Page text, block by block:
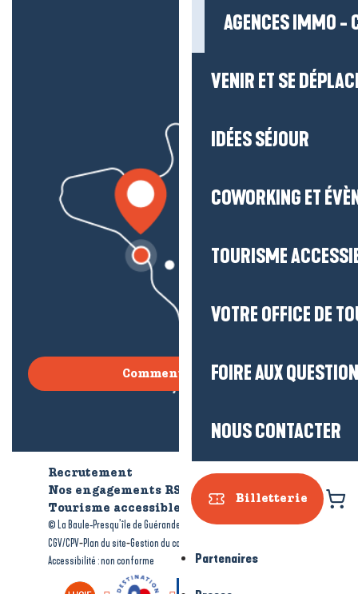
AGENCES IMMO -
VENIR ET SE
IDÉES SÉJOUR
COWORKING ET
TOURISME
VOTRE OFFICE DE
FOIRE AUX
NOUS CONTACTER
Billetterie
Partenaires
Comment venir ?
Recrutement
Qui sommes-nous ?
Nos engagements RSE
Tourisme accessible
© La Baule-Presqu’île de Guérande tourisme-Mentions légales-
CGV/CPV-Plan du site-Gestion du consentement
Accessibilité : non conforme